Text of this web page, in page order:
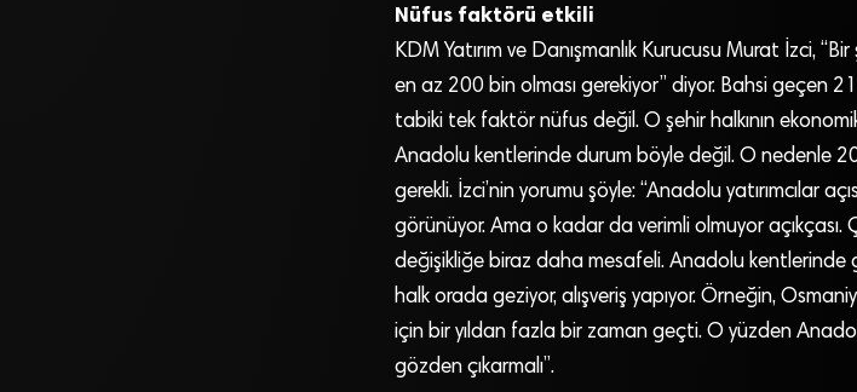
Nüfus faktörü etkili
KDM Yatırım ve Danışmanlık Kurucusu Murat İzci,
en az 200 bin olması gerekiyor” diyor. Bahsi geçen
tabiki tek faktör nüfus değil. O şehir halkının
Anadolu kentlerinde durum böyle değil. O nedenle
gerekli. İzci’nin yorumu şöyle: “Anadolu yatırımcılar
görünüyor. Ama o kadar da verimli olmuyor
değişikliğe biraz daha mesafeli. Anadolu kentlerinde
halk orada geziyor, alışveriş yapıyor. Örneğin,
için bir yıldan fazla bir zaman geçti. O yüzden
gözden çıkarmalı”.